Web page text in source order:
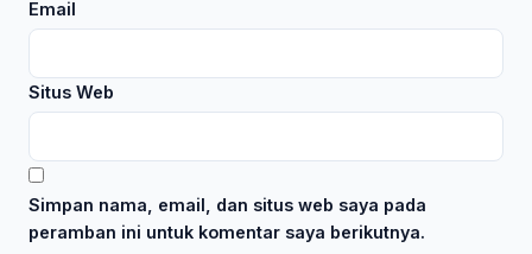
Email
Situs Web
Simpan nama, email, dan situs web saya pada
peramban ini untuk komentar saya berikutnya.